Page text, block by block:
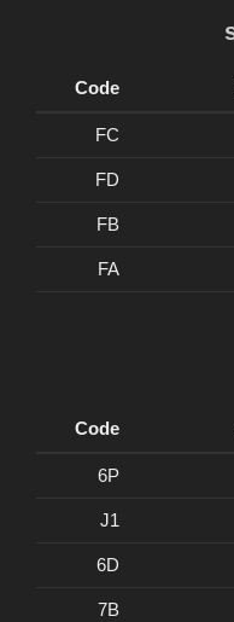
Code
FC
FD
FB
FA
Code
6P
J1
6D
7B